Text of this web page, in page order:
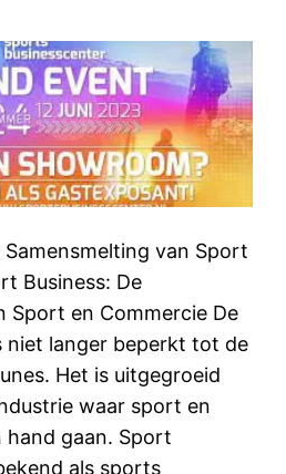
Samensmelting van Sport
Business: De
Sport en Commercie De
niet langer beperkt tot de
Het is uitgegroeid
waar sport en
hand gaan. Sport
als sports